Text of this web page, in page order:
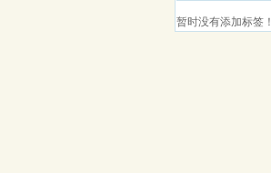
暂时没有添加标签！